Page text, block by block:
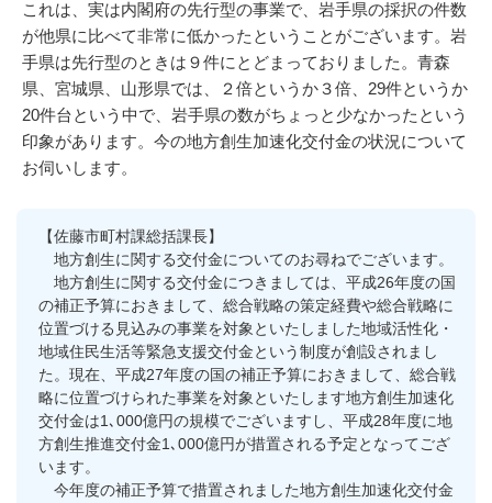
これは、実は内閣府の先行型の事業で、岩手県の採択の件数
が他県に比べて非常に低かったということがございます。岩
手県は先行型のときは９件にとどまっておりました。青森
県、宮城県、山形県では、２倍というか３倍、29件というか
20件台という中で、岩手県の数がちょっと少なかったという
印象があります。今の地方創生加速化交付金の状況について
お伺いします。
【佐藤市町村課総括課長】
地方創生に関する交付金についてのお尋ねでございます。
地方創生に関する交付金につきましては、平成26年度の国
の補正予算におきまして、総合戦略の策定経費や総合戦略に
位置づける見込みの事業を対象といたしました地域活性化・
地域住民生活等緊急支援交付金という制度が創設されまし
た。現在、平成27年度の国の補正予算におきまして、総合戦
略に位置づけられた事業を対象といたします地方創生加速化
交付金は1､000億円の規模でございますし、平成28年度に地
方創生推進交付金1､000億円が措置される予定となってござ
います。
今年度の補正予算で措置されました地方創生加速化交付金